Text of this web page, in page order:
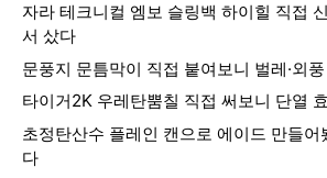
자라 테크니컬 엠보 슬링백 하이힐 직접
서 샀다
문풍지 문틈막이 직접 붙여보니 벌레·외
타이거2K 우레탄뿜칠 직접 써보니 단열
초정탄산수 플레인 캔으로 에이드 만들어
다